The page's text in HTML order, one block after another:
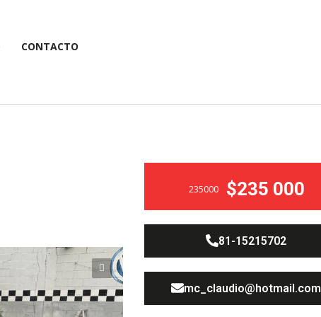
CONTACTO
235000 $235 000
81-15215702
mc_claudio@hotmail.com